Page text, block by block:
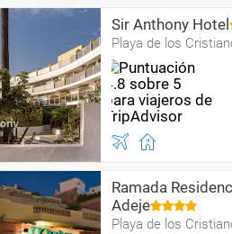
Sir Anthony Hotel
Playa de los
Ramada
Adeje
Playa de los